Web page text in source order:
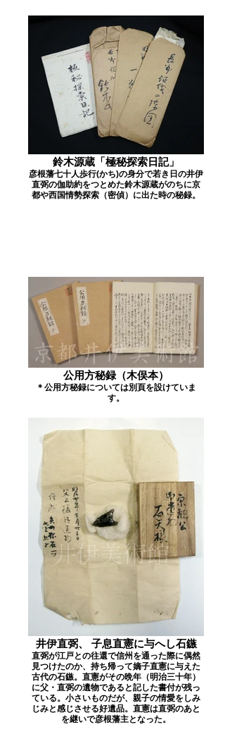
鈴木源蔵「極秘探索日記」
彦根藩七十人歩行(かち)の身分で若き日の井伊
直弼の伽助約をつとめた鈴木源蔵がのちに京
都や西国情勢探索（密偵）に出た時の秘録。
公用方秘録（木俣本）
＊公用方秘録については別頁を設けていま
す。
井伊直弼、 子息直憲に与へし石鏃
直弼が江戸との往還で信州を通った際に偶然
見つけたのか、持ち帰って嫡子直憲に与えた
古代の石鏃。直憲がその晩年（明治三十年）
に父・直弼の遺物であると記した書付が残っ
ている。小さいものだが、親子の情愛をしみ
じみと感じさせる好遺品。直憲は直弼のあと
を継いで彦根藩主となった。